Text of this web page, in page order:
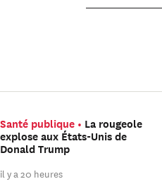
Santé publique
La rougeole
explose aux États-Unis de
Donald Trump
il y a 20 heures